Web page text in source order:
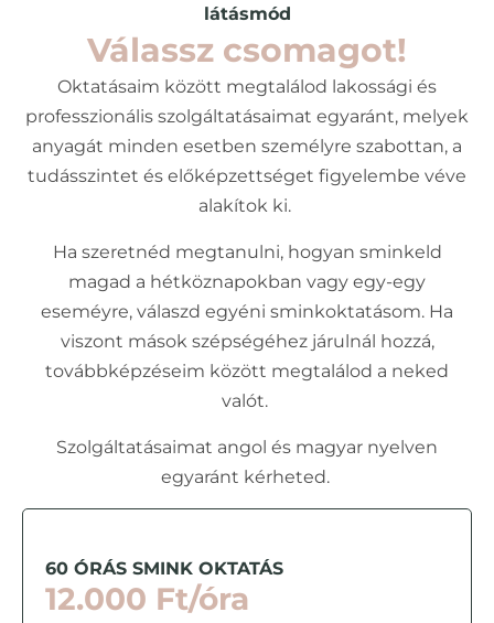
látásmód
Válassz csomagot!
Oktatásaim között megtalálod lakossági és
professzionális szolgáltatásaimat egyaránt, melyek
anyagát minden esetben személyre szabottan, a
tudásszintet és előképzettséget figyelembe véve
alakítok ki.
Ha szeretnéd megtanulni, hogyan sminkeld
magad a hétköznapokban vagy egy-egy
eseméyre, válaszd egyéni sminkoktatásom. Ha
viszont mások szépségéhez járulnál hozzá,
továbbképzéseim között megtalálod a neked
valót.
Szolgáltatásaimat angol és magyar nyelven
egyaránt kérheted.
60 ÓRÁS SMINK OKTATÁS
12.000 Ft/óra